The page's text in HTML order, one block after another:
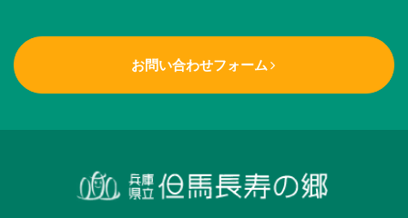
お問い合わせフォーム